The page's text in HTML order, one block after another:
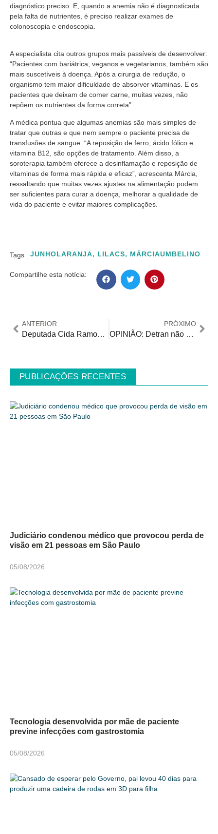
diagnóstico preciso. E, quando a anemia não é diagnosticada
pela falta de nutrientes, é preciso realizar exames de
colonoscopia e endoscopia.
A especialista cita outros grupos mais passíveis de desenvolver:
“Pacientes com bariátrica, veganos e vegetarianos, também são
mais suscetíveis à doença. Após a cirurgia de redução, o
organismo tem maior dificuldade de absorver vitaminas. E os
pacientes que deixam de comer carne, muitas vezes, não
repõem os nutrientes da forma correta”.
A médica pontua que algumas anemias são mais simples de
tratar que outras e que nem sempre o paciente precisa de
transfusões de sangue. “A reposição de ferro, ácido fólico e
vitamina B12, são opções de tratamento. Além disso, a
soroterapia também oferece a desinflamação e reposição de
vitaminas de forma mais rápida e eficaz”, acrescenta Márcia,
ressaltando que muitas vezes ajustes na alimentação podem
ser suficientes para curar a doença, melhorar a qualidade de
vida do paciente e evitar maiores complicações.
Tags JUNHOLARANJA, LILACS, MÁRCIAUMBELINO
Compartilhe esta notícia:
ANTERIOR
Deputada Cida Ramos pede apoio pelo aumento do teto do ICMS para Secretário da Fazenda da Paraíba
PRÓXIMO
OPINIÃO: Detran não pode reter laudo médico da Pessoa com Deficiência
PUBLICAÇÕES RECENTES
Judiciário condenou médico que provocou perda de
visão em 21 pessoas em São Paulo
05/08/2026
Tecnologia desenvolvida por mãe de paciente
previne infecções com gastrostomia
05/08/2026